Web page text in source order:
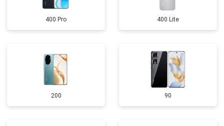
400 Pro 400 Lite
200 90